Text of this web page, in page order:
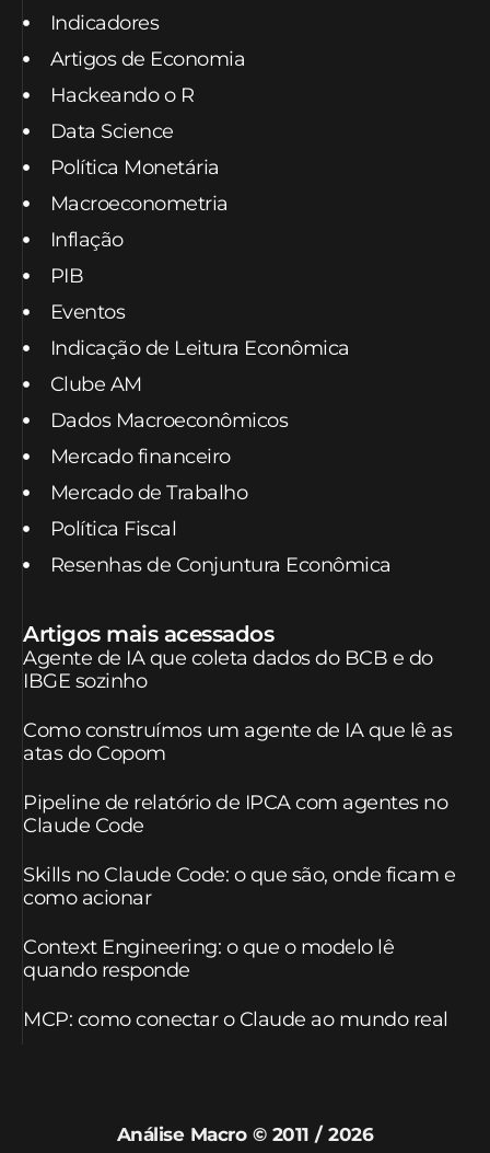
Indicadores
Artigos de Economia
Hackeando o R
Data Science
Política Monetária
Macroeconometria
Inflação
PIB
Eventos
Indicação de Leitura Econômica
Clube AM
Dados Macroeconômicos
Mercado financeiro
Mercado de Trabalho
Política Fiscal
Resenhas de Conjuntura Econômica
Artigos mais acessados
Agente de IA que coleta dados do BCB e do
IBGE sozinho
Como construímos um agente de IA que lê as
atas do Copom
Pipeline de relatório de IPCA com agentes no
Claude Code
Skills no Claude Code: o que são, onde ficam e
como acionar
Context Engineering: o que o modelo lê
quando responde
MCP: como conectar o Claude ao mundo real
Análise Macro © 2011 / 2026